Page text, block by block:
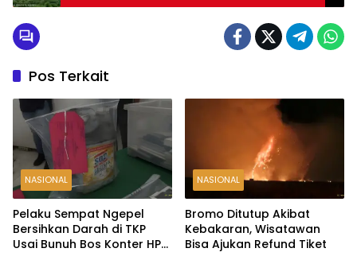
Pos Terkait
NASIONAL
Pelaku Sempat Ngepel
Bersihkan Darah di TKP
Usai Bunuh Bos Konter HP
NASIONAL
Bromo Ditutup Akibat
Kebakaran, Wisatawan
Bisa Ajukan Refund Tiket